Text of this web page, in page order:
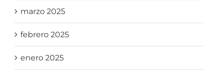
marzo 2025
febrero 2025
enero 2025